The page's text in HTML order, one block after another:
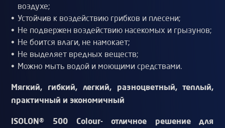
воздухе;
Устойчив к воздействию грибков и плесени;
Не подвержен воздействию насекомых и грызунов;
Не боится влаги, не намокает;
Не выделяет вредных веществ;
Можно мыть водой и моющими средствами.
Мягкий, гибкий, легкий, разноцветный, теплый,
практичный и экономичный
ISOLON® 500 Colour- отличное решение для